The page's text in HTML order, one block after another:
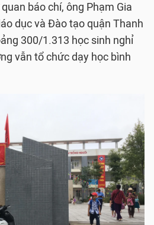
báo chí, ông Phạm Gia
dục và Đào tạo quận Thanh
300/1.313 học sinh nghỉ
vẫn tổ chức dạy học bình